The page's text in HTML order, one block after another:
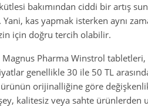
bakımından ciddi bir artış
kas yapmak isterken aynı
için doğru tercih olabilir.
Pharma Winstrol
genellikle 30 ile 50 TL
ürünün orijinalliğine göre
kalitesiz veya sahte ürünlerden